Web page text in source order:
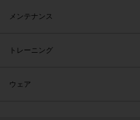
メンテナンス
トレーニング
ウェア